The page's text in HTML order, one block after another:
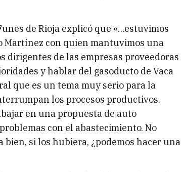
de Rioja explicó que «…estuvimos
Martínez con quien mantuvimos una
de las empresas proveedoras
y hablar del gasoducto de Vaca
que es un tema muy serio para la
los procesos productivos.
en una propuesta de auto
con el abastecimiento. No
bien, si los hubiera, ¿podemos hacer una